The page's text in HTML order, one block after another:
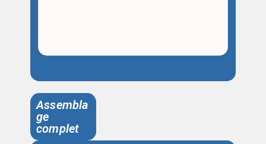
Assembla
ge
complet